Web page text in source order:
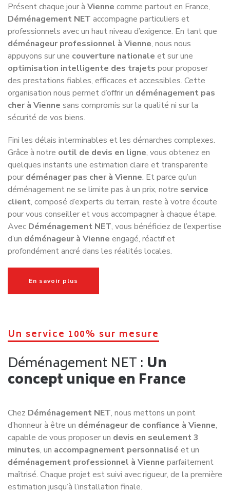
Présent chaque jour à Vienne comme partout en France,
Déménagement NET accompagne particuliers et
professionnels avec un haut niveau d’exigence. En tant que
déménageur professionnel à Vienne, nous nous
appuyons sur une couverture nationale et sur une
optimisation intelligente des trajets pour proposer
des prestations fiables, efficaces et accessibles. Cette
organisation nous permet d’offrir un déménagement pas
cher à Vienne sans compromis sur la qualité ni sur la
sécurité de vos biens.
Fini les délais interminables et les démarches complexes.
Grâce à notre outil de devis en ligne, vous obtenez en
quelques instants une estimation claire et transparente
pour déménager pas cher à Vienne. Et parce qu’un
déménagement ne se limite pas à un prix, notre service
client, composé d’experts du terrain, reste à votre écoute
pour vous conseiller et vous accompagner à chaque étape.
Avec Déménagement NET, vous bénéficiez de l’expertise
d’un déménageur à Vienne engagé, réactif et
profondément ancré dans les réalités locales.
En savoir plus
Un service 100% sur mesure
Déménagement NET : Un
concept unique en France
Chez Déménagement NET, nous mettons un point
d’honneur à être un déménageur de confiance à Vienne,
capable de vous proposer un devis en seulement 3
minutes, un accompagnement personnalisé et un
déménagement professionnel à Vienne parfaitement
maîtrisé. Chaque projet est suivi avec rigueur, de la première
estimation jusqu’à l’installation finale.